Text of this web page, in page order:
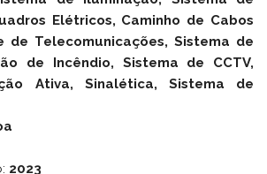
Elétricos, Caminho de Cabos
de Telecomunicações, Sistema de
de Incêndio, Sistema de CCTV,
Ativa, Sinalética, Sistema de
2023